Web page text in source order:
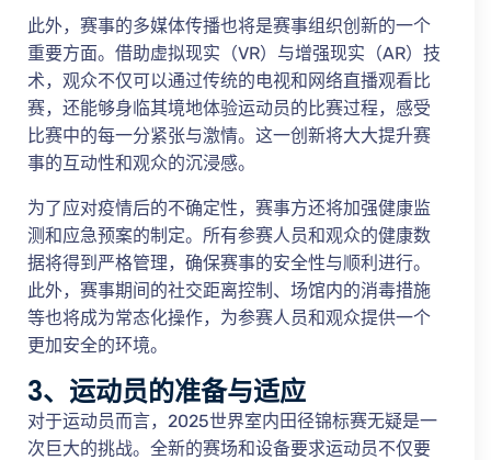
此外，赛事的多媒体传播也将是赛事组织创新的一个
重要方面。借助虚拟现实（VR）与增强现实（AR）技
术，观众不仅可以通过传统的电视和网络直播观看比
赛，还能够身临其境地体验运动员的比赛过程，感受
比赛中的每一分紧张与激情。这一创新将大大提升赛
事的互动性和观众的沉浸感。
为了应对疫情后的不确定性，赛事方还将加强健康监
测和应急预案的制定。所有参赛人员和观众的健康数
据将得到严格管理，确保赛事的安全性与顺利进行。
此外，赛事期间的社交距离控制、场馆内的消毒措施
等也将成为常态化操作，为参赛人员和观众提供一个
更加安全的环境。
3、运动员的准备与适应
对于运动员而言，2025世界室内田径锦标赛无疑是一
次巨大的挑战。全新的赛场和设备要求运动员不仅要